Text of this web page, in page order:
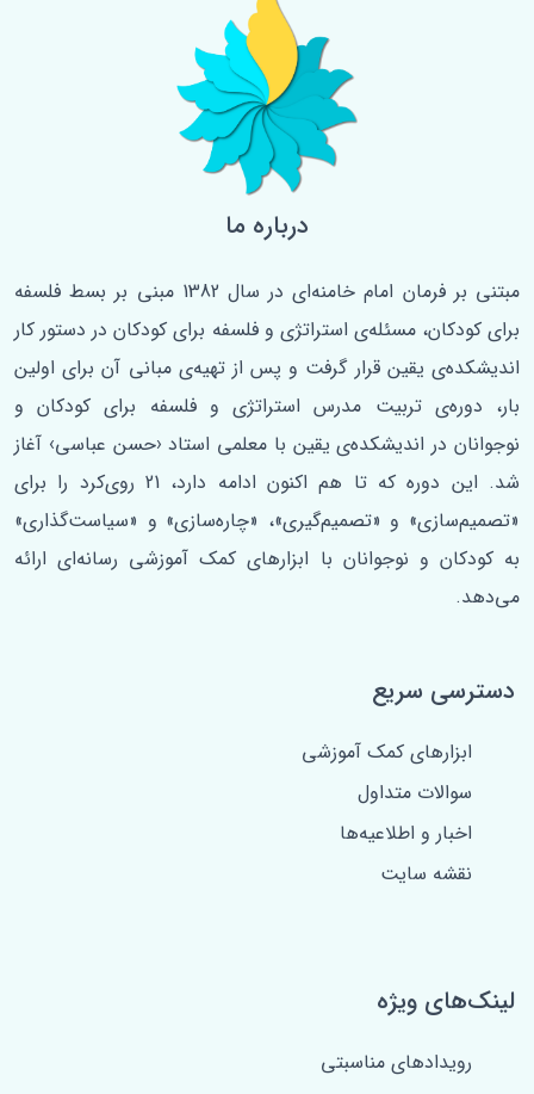
درباره ما
مبتنی بر فرمان امام خامنه‌ای در سال 1382 مبنی بر بسط فلسفه‌
برای کودکان، مسئله‌ی استراتژی و فلسفه برای کودکان در دستور کار
اندیشکده‌ی یقین قرار گرفت و پس از تهیه‌ی مبانی آن برای اولین
‌بار، دوره‌ی تربیت مدرس استراتژی و فلسفه برای کودکان و
نوجوانان در اندیشکده‌ی یقین با معلمی استاد ‹حسن عباسی› آغاز
شد. این دوره که تا هم اکنون ادامه دارد، 21 روی‌کرد را برای
«تصمیم‌سازی» و «تصمیم‌گیری»، «چاره‌سازی» و «سیاست‌گذاری»
به کودکان و نوجوانان با ابزارهای کمک آموزشی رسانه‌ای ارائه
می‌دهد.
دسترسی سریع
ابزارهای کمک آموزشی
سوالات متداول
اخبار و اطلاعیه‌ها
نقشه سایت
لینک‌های ویژه
رویدادهای مناسبتی